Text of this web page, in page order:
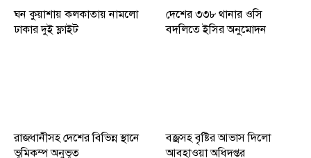
ঘন কুয়াশায় কলকাতায় নামলো
ঢাকার দুই ফ্লাইট
দেশের ৩৩৮ থানার ওসি
বদলিতে ইসির অনুমোদন
রাজধানীসহ দেশের বিভিন্ন স্থানে
ভূমিকম্প অনুভূত
বজ্রসহ বৃষ্টির আভাস দিলো
আবহাওয়া অধিদপ্তর